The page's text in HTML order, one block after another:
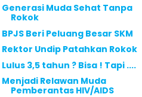
Generasi Muda Sehat Tanpa
Rokok
BPJS Beri Peluang Besar SKM
Rektor Undip Patahkan Rokok
Lulus 3,5 tahun ? Bisa ! Tapi ....
Menjadi Relawan Muda
Pemberantas HIV/AIDS